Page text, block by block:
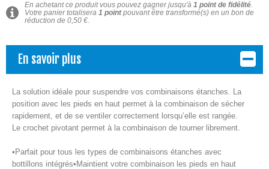
En achetant ce produit vous pouvez gagner jusqu'à 1 point de fidélité.
Votre panier totalisera 1 pointpouvant être transformé(s) en un bon de
réduction de 0,50 €.
En savoir plus
La solution idéale pour suspendre vos combinaisons étanches. La
position avec les pieds en haut permet à la combinaison de sécher
rapidement, et de se ventiler correctement lorsqu’elle est rangée.
Le crochet pivotant permet à la combinaison de tourner librement.
• Parfait pour tous les types de combinaisons étanches avec
bottillons intégrés• Maintient votre combinaison les pieds en haut